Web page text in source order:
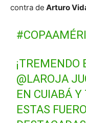
contra de Arturo
¡TREMENDO
@LAROJA
EN CUIABÁ
ESTAS